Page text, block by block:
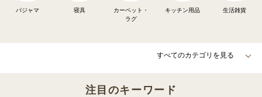
パジャマ 寝具
カーペット・
ラグ
キッチン用品 生活雑貨
すべてのカテゴリを見る
注目のキーワード